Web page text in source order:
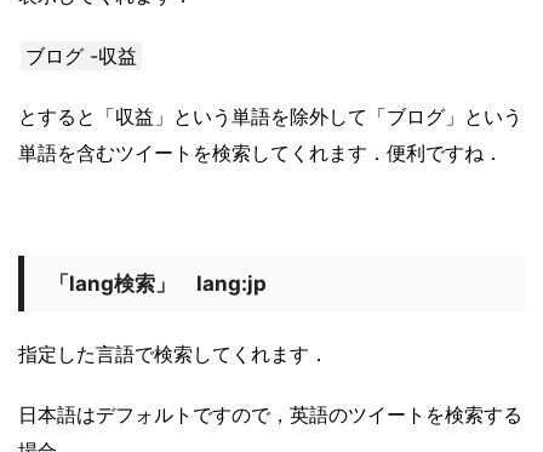
ブログ -収益
とすると「収益」という単語を除外して「ブログ」という
単語を含むツイートを検索してくれます．便利ですね．
「lang検索」 lang:jp
指定した言語で検索してくれます．
日本語はデフォルトですので，英語のツイートを検索する